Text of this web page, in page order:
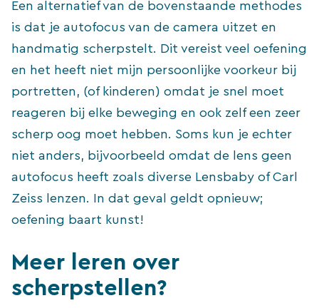
Een alternatief van de bovenstaande methodes
is dat je autofocus van de camera uitzet en
handmatig scherpstelt. Dit vereist veel oefening
en het heeft niet mijn persoonlijke voorkeur bij
portretten, (of kinderen) omdat je snel moet
reageren bij elke beweging en ook zelf een zeer
scherp oog moet hebben. Soms kun je echter
niet anders, bijvoorbeeld omdat de lens geen
autofocus heeft zoals diverse Lensbaby of Carl
Zeiss lenzen. In dat geval geldt opnieuw;
oefening baart kunst!
Meer leren over
scherpstellen?